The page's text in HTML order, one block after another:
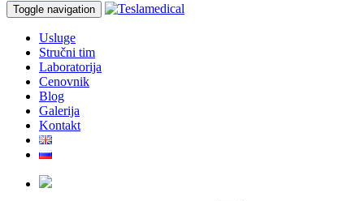
Toggle navigation
Usluge
Stručni tim
Laboratorija
Cenovnik
Blog
Galerija
Kontakt